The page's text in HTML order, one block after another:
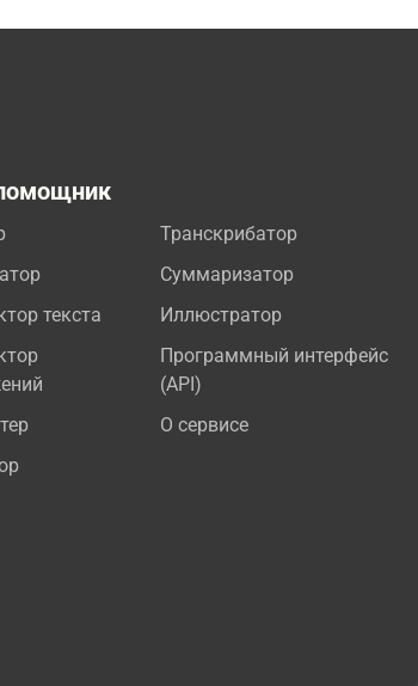
текста
Транскрибатор
Суммаризатор
Иллюстратор
Программный интерфейс
(API)
О сервисе